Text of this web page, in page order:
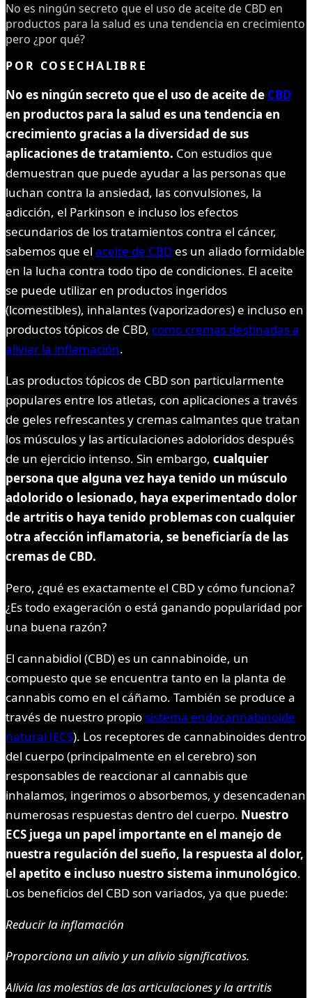
No es ningún secreto que el uso de aceite de CBD en
productos para la salud es una tendencia en crecimiento
pero ¿por qué?
POR COSECHALIBRE
No es ningún secreto que el uso de aceite de CBD
en productos para la salud es una tendencia en
crecimiento gracias a la diversidad de sus
aplicaciones de tratamiento. Con estudios que
demuestran que puede ayudar a las personas que
luchan contra la ansiedad, las convulsiones, la
adicción, el Parkinson e incluso los efectos
secundarios de los tratamientos contra el cáncer,
sabemos que el aceite de CBD es un aliado formidable
en la lucha contra todo tipo de condiciones. El aceite
se puede utilizar en productos ingeridos
(lcomestibles), inhalantes (vaporizadores) e incluso en
productos tópicos de CBD, como cremas destinadas a
aliviar la inflamación.
Las productos tópicos de CBD son particularmente
populares entre los atletas, con aplicaciones a través
de geles refrescantes y cremas calmantes que tratan
los músculos y las articulaciones adoloridos después
de un ejercicio intenso. Sin embargo, cualquier
persona que alguna vez haya tenido un músculo
adolorido o lesionado, haya experimentado dolor
de artritis o haya tenido problemas con cualquier
otra afección inflamatoria, se beneficiaría de las
cremas de CBD.
Pero, ¿qué es exactamente el CBD y cómo funciona?
¿Es todo exageración o está ganando popularidad por
una buena razón?
El cannabidiol (CBD) es un cannabinoide, un
compuesto que se encuentra tanto en la planta de
cannabis como en el cáñamo. También se produce a
través de nuestro propio sistema endocannabinoide
natural (ECS). Los receptores de cannabinoides dentro
del cuerpo (principalmente en el cerebro) son
responsables de reaccionar al cannabis que
inhalamos, ingerimos o absorbemos, y desencadenan
numerosas respuestas dentro del cuerpo. Nuestro
ECS juega un papel importante en el manejo de
nuestra regulación del sueño, la respuesta al dolor,
el apetito e incluso nuestro sistema inmunológico.
Los beneficios del CBD son variados, ya que puede:
Reducir la inflamación
Proporciona un alivio y un alivio significativos.
Alivia las molestias de las articulaciones y la artritis